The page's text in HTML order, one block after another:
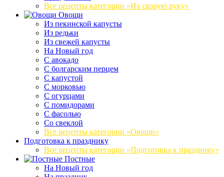
Все рецепты категории «На скорую руку»
Овощи
Из пекинской капусты
Из редьки
Из свежей капусты
На Новый год
С авокадо
С болгарским перцем
С капустой
С морковью
С огурцами
С помидорами
С фасолью
Со свеклой
Все рецепты категории «Овощи»
Подготовка к празднику
Все рецепты категории «Подготовка к празднику»
Постные
На Новый год